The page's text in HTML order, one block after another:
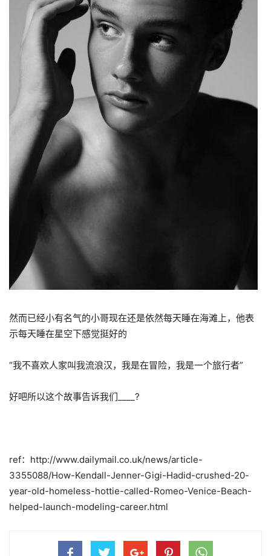
然而已经小有名气的小哥现在还是依然每天睡在海滩上，他表
示每天睡在星空下感觉挺好的
“我不喜欢人家叫我流浪汉，我是在冒险，我是一个旅行者”
好吧所以这个故事告诉我们____?
ref：http://www.dailymail.co.uk/news/article-
3355088/How-Kendall-Jenner-Gigi-Hadid-crushed-20-
year-old-homeless-hottie-called-Romeo-Venice-Beach-
helped-launch-modeling-career.html